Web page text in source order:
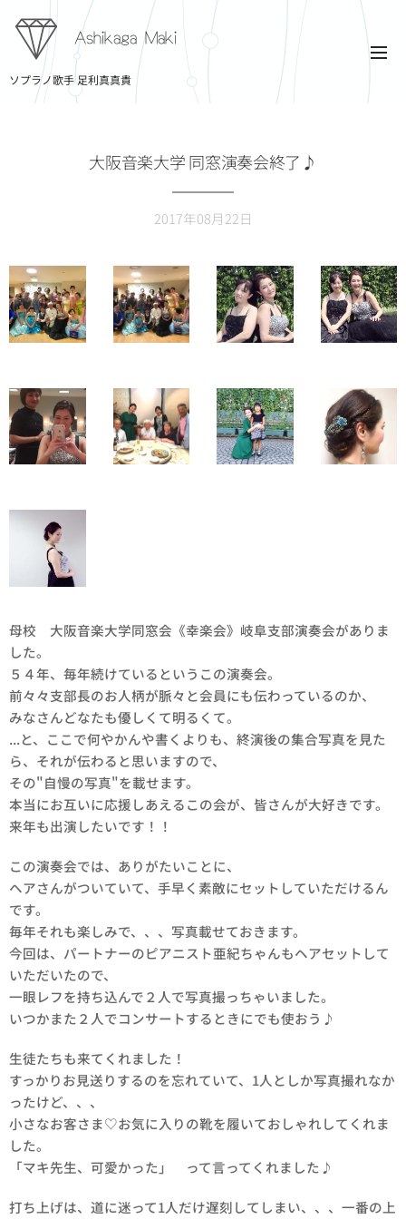
Ashikaga Maki
ソプラノ歌手 足利真真貴
大阪音楽大学 同窓演奏会終了♪
2017年08月22日
母校 大阪音楽大学同窓会《幸楽会》岐阜支部演奏会がありま
した。
５４年、毎年続けているというこの演奏会。
前々々支部長のお人柄が脈々と会員にも伝わっているのか、
みなさんどなたも優しくて明るくて。
...と、ここで何やかんや書くよりも、終演後の集合写真を見た
ら、それが伝わると思いますので、
その"自慢の写真"を載せます。
本当にお互いに応援しあえるこの会が、皆さんが大好きです。
来年も出演したいです！！
この演奏会では、ありがたいことに、
ヘアさんがついていて、手早く素敵にセットしていただけるん
です。
毎年それも楽しみで、、、写真載せておきます。
今回は、パートナーのピアニスト亜紀ちゃんもヘアセットして
いただいたので、
一眼レフを持ち込んで２人で写真撮っちゃいました。
いつかまた２人でコンサートするときにでも使おう♪
生徒たちも来てくれました！
すっかりお見送りするのを忘れていて、1人としか写真撮れなか
ったけど、、、
小さなお客さま♡お気に入りの靴を履いておしゃれしてくれま
した。
「マキ先生、可愛かった」 って言ってくれました♪
打ち上げは、道に迷って1人だけ遅刻してしまい、、、一番の上